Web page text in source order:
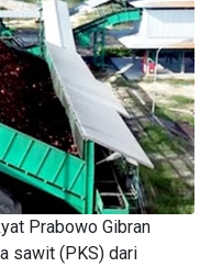
Prabowo Gibran
sawit (PKS) dari